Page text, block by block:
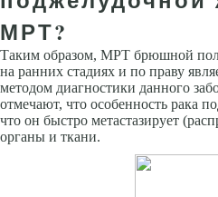
МРТ?
Таким образом, МРТ брюшной
на ранних стадиях и по праву
методом диагностики данного
отмечают, что особенность рака
что он быстро метастазирует
органы и ткани.